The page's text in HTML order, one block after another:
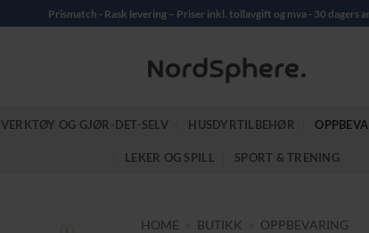
Prismatch - Rask levering – Priser inkl. tollavgift og mva - 30 dagers
VERKTØY OG GJØR-DET-SELV HUSDYRTILBEHØR
LEKER OG SPILL SPORT & TRENING
HOME BUTIKK OPPBEVARING